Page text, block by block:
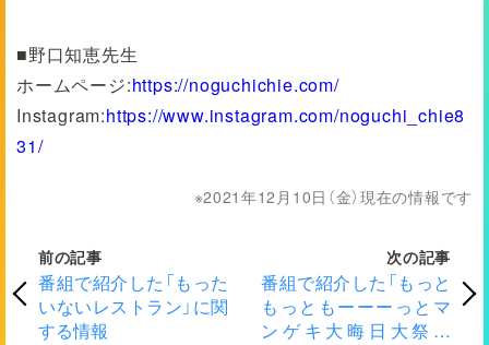
■野口知恵先生
ホームページ:https://noguchichie.com/
Instagram:https://www.instagram.com/noguchi_chie8
31/
2021年12月10日（金）現在の情報です
前の記事
番組で紹介した「もった
いないレストラン」に関
する情報
次の記事
番組で紹介した「もっと
もっともーーーっとマ
ンゲキ大晦日大祭典